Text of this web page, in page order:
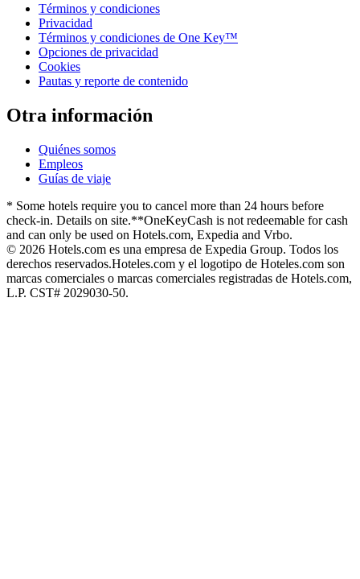
Términos y condiciones
Privacidad
Términos y condiciones de One Key™
Opciones de privacidad
Cookies
Pautas y reporte de contenido
Otra información
Quiénes somos
Empleos
Guías de viaje
* Some hotels require you to cancel more than 24 hours before
check-in. Details on site.**OneKeyCash is not redeemable for cash
and can only be used on Hotels.com, Expedia and Vrbo.
© 2026 Hotels.com es una empresa de Expedia Group. Todos los
derechos reservados.Hoteles.com y el logotipo de Hoteles.com son
marcas comerciales o marcas comerciales registradas de Hotels.com,
L.P. CST# 2029030-50.